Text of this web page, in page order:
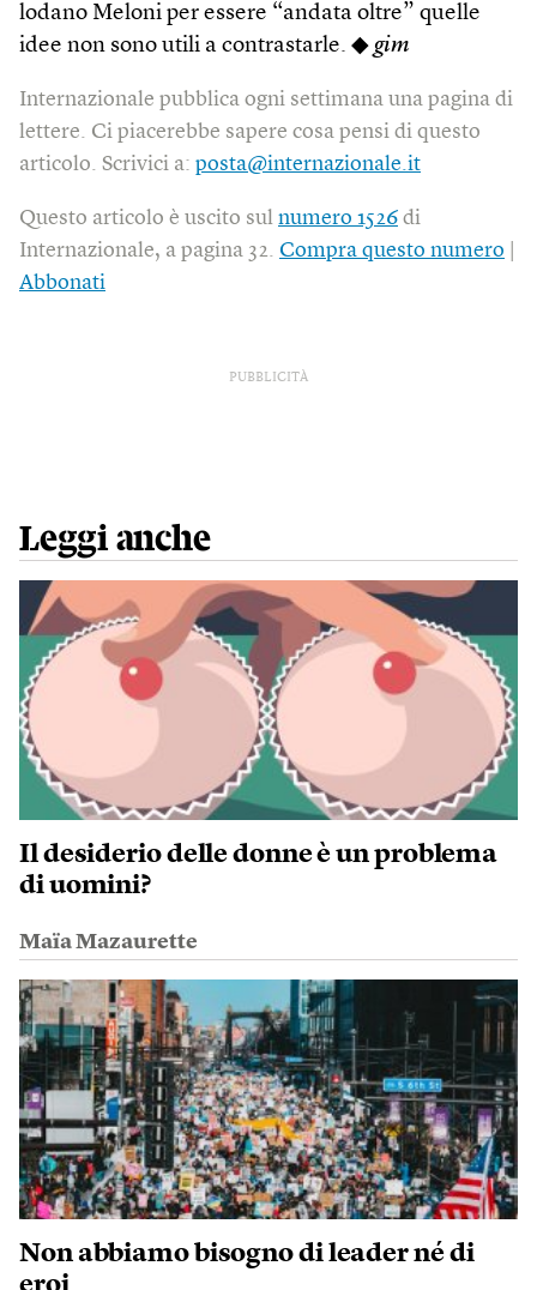
lodano Meloni per essere “andata oltre” quelle
idee non sono utili a contrastarle. ◆ gim
Internazionale pubblica ogni settimana una pagina di
lettere. Ci piacerebbe sapere cosa pensi di questo
articolo. Scrivici a: posta@internazionale.it
Questo articolo è uscito sul numero 1526 di
Internazionale, a pagina 32. Compra questo numero
Abbonati
PUBBLICITÀ
Leggi anche
Il desiderio delle donne è un problema
di uomini?
Maïa Mazaurette
Non abbiamo bisogno di leader né di